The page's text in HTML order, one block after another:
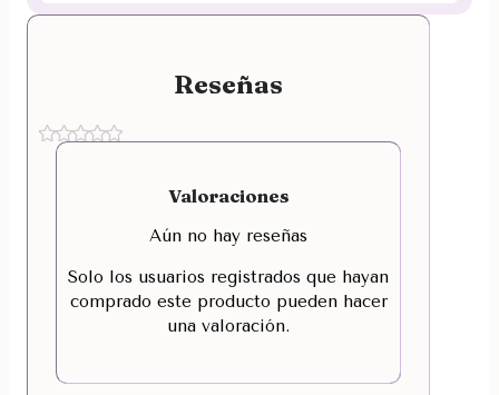
Reseñas
Valoraciones
Aún no hay reseñas
Solo los usuarios registrados que hayan
comprado este producto pueden hacer
una valoración.